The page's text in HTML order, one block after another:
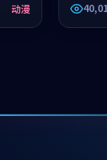
奏紧
动漫
开，整
推荐观